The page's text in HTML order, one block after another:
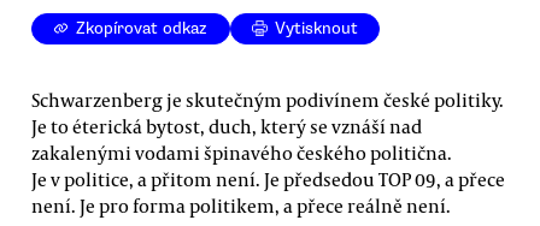
Zkopírovat odkaz Vytisknout
Schwarzenberg je skutečným podivínem české politiky.
Je to éterická bytost, duch, který se vznáší nad
zakalenými vodami špinavého českého politična.
Je v politice, a přitom není. Je předsedou TOP 09, a přece
není. Je pro forma politikem, a přece reálně není.